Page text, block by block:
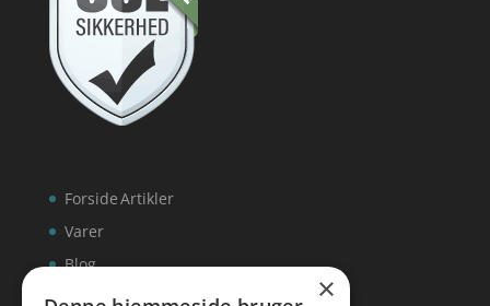
Forside
Varer
Blog
Kontakt
Artikler
×